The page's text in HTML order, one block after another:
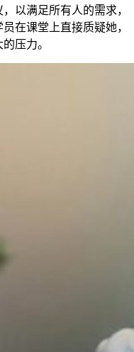
以满足所有人的需求，
在课堂上直接质疑她，
压力。